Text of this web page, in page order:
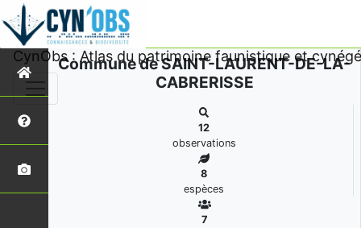
CynObs : Atlas du patrimoine faunistique et
Commune de SAINT-LAURENT-DE-LA-
CABRERISSE
12
observations
8
espèces
7